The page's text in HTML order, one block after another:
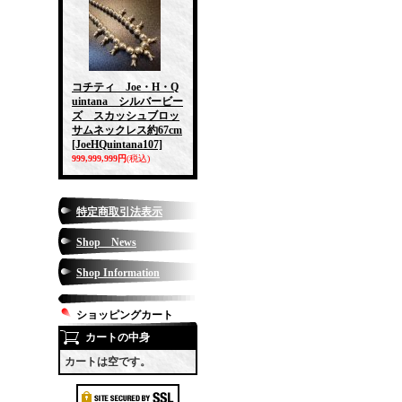
コチティ Joe・H・Q
uintana シルバービー
ズ スカッシュブロッ
サムネックレス約67cm
[JoeHQuintana107]
999,999,999円(税込)
特定商取引法表示
Shop News
Shop Information
ショッピングカート
カートの中身
カートは空です。